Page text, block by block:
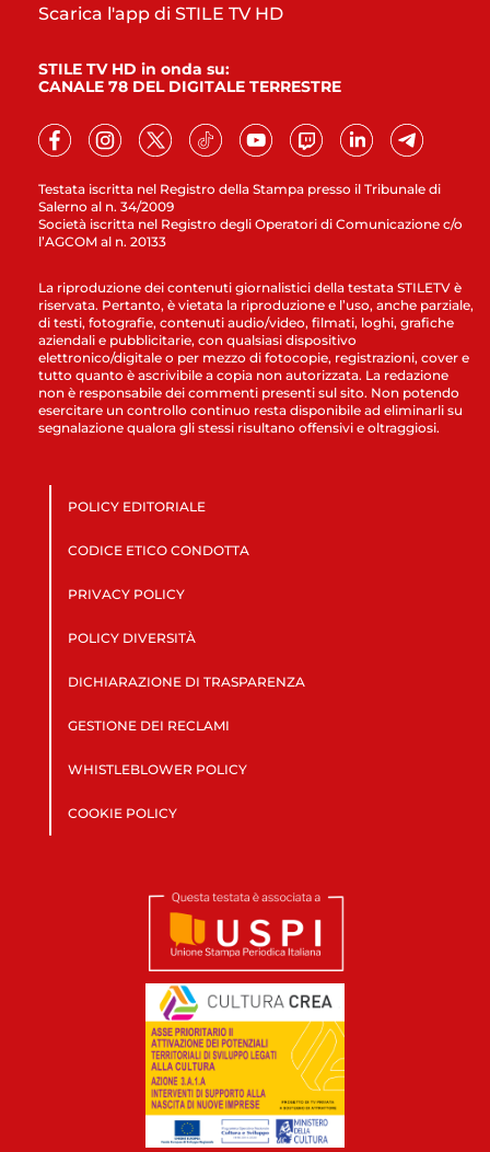
Testata iscritta nel Registro della Stampa presso il Tribunale di
Salerno al n. 34/2009
Società iscritta nel Registro degli Operatori di Comunicazione c/o
l’AGCOM al n. 20133
Scarica l'app di STILE TV HD
STILE TV HD in onda su:
CANALE 78 DEL DIGITALE TERRESTRE
La riproduzione dei contenuti giornalistici della testata STILETV è
riservata. Pertanto, è vietata la riproduzione e l’uso, anche parziale,
di testi, fotografie, contenuti audio/video, filmati, loghi, grafiche
aziendali e pubblicitarie, con qualsiasi dispositivo
elettronico/digitale o per mezzo di fotocopie, registrazioni, cover e
tutto quanto è ascrivibile a copia non autorizzata. La redazione
non è responsabile dei commenti presenti sul sito. Non potendo
esercitare un controllo continuo resta disponibile ad eliminarli su
segnalazione qualora gli stessi risultano offensivi e oltraggiosi.
POLICY EDITORIALE
CODICE ETICO CONDOTTA
PRIVACY POLICY
POLICY DIVERSITÀ
DICHIARAZIONE DI TRASPARENZA
GESTIONE DEI RECLAMI
WHISTLEBLOWER POLICY
COOKIE POLICY